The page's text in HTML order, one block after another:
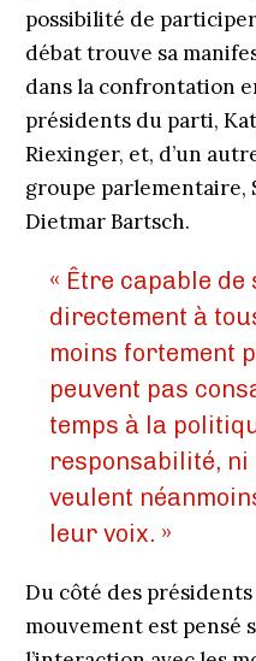
possibilité de
débat trouve sa
dans la confrontation
présidents du parti,
Riexinger, et, d’un
groupe parlementaire,
Dietmar Bartsch.
« Être capable de
directement à
moins fortement
peuvent pas
temps à la
responsabilité, ni
veulent
leur voix. »
Du côté des
mouvement est pensé